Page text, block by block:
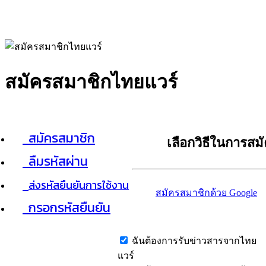
สมัครสมาชิกไทยแวร์
สมัครสมาชิก
ลืมรหัสผ่าน
ส่งรหัสยืนยันการใช้งาน
กรอกรหัสยืนยัน
เลือกวิธีในการส
สมัครสมาชิกด้วย Google
ฉันต้องการรับข่าวสารจากไทย
แวร์